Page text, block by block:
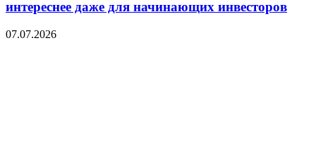
интереснее даже для начинающих инвесторов
07.07.2026